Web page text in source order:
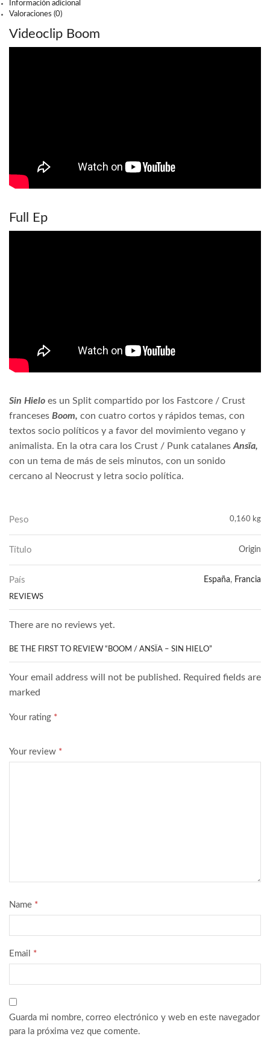
Información adicional
Valoraciones (0)
Videoclip Boom
Full Ep
Sin Hielo es un Split compartido por los Fastcore / Crust
franceses Boom, con cuatro cortos y rápidos temas, con
textos socio políticos y a favor del movimiento vegano y
animalista. En la otra cara los Crust / Punk catalanesAnsïa,
con un tema de más de seis minutos, con un sonido
cercano al Neocrust y letra socio política.
Peso 0,160 kg
Título Origin
País España, Francia
REVIEWS
There are no reviews yet.
BE THE FIRST TO REVIEW “BOOM / ANSÏA – SIN HIELO”
Your email address will not be published. Required fields are
marked
Your rating *
Your review *
Name *
Email *
Guarda mi nombre, correo electrónico y web en este navegador
para la próxima vez que comente.